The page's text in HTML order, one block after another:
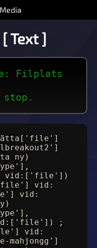
Media
Text ]
Filplats
ny)
vid:['file'])
vid:
vid:
;
vid:
mahjongg']